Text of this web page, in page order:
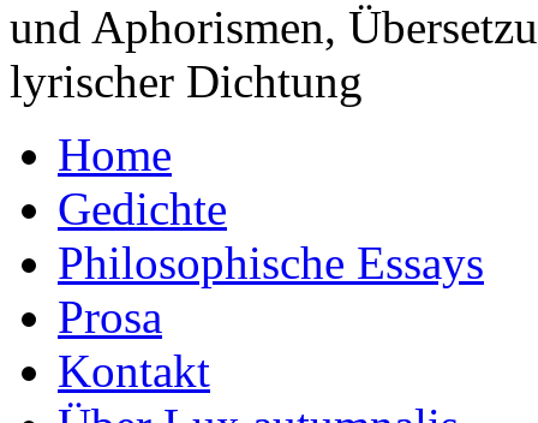
und Aphorismen,
lyrischer Dichtung
Home
Gedichte
Philosophische Essays
Prosa
Kontakt